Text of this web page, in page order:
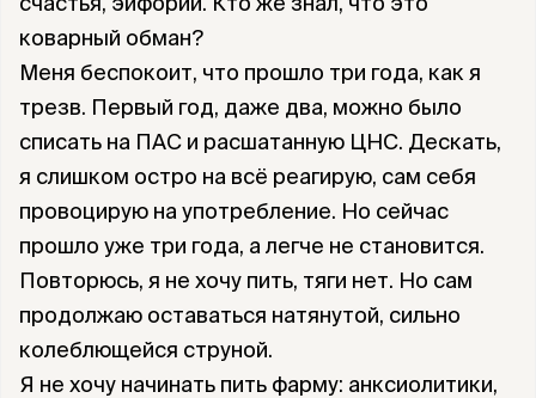
коварный обман?
Меня беспокоит, что прошло три года, как я
трезв. Первый год, даже два, можно было
списать на ПАС и расшатанную ЦНС. Дескать,
я слишком остро на всё реагирую, сам себя
провоцирую на употребление. Но сейчас
прошло уже три года, а легче не становится.
Повторюсь, я не хочу пить, тяги нет. Но сам
продолжаю оставаться натянутой, сильно
колеблющейся струной.
Я не хочу начинать пить фарму: анксиолитики,